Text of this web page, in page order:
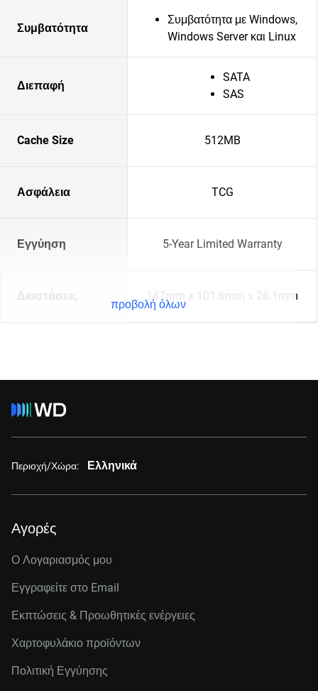
Συμβατότητα
Συμβατότητα με Windows,
Windows Server και Linux
Διεπαφή
SATA
SAS
Cache Size 512MB
Ασφάλεια TCG
Εγγύηση 5-Year Limited Warranty
Διαστάσεις 147mm x 101.6mm x 26.1mm
προβολή όλων
Περιοχή/Χώρα: Ελληνικά
Αγορές
Ο Λογαριασμός μου
Εγγραφείτε στo Email
Εκπτώσεις & Προωθητικές ενέργειες
Χαρτοφυλάκιο προϊόντων
Πολιτική Εγγύησης